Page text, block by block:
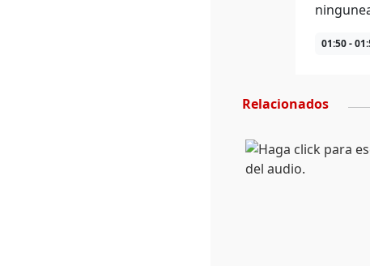
01:50 -
Relacionados